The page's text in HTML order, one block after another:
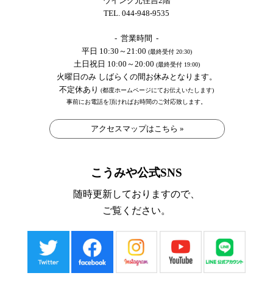
TEL. 044-948-9535
- 営業時間 -
平日 10:30～21:00 (最終受付 20:30)
土日祝日 10:00～20:00 (最終受付 19:00)
火曜日のみ しばらくの間お休みとなります。
不定休あり (都度ホームページにてお伝えいたします)
事前にお電話を頂ければお時間のご対応致します。
アクセスマップはこちら »
こうみや公式SNS
随時更新しておりますので、
ご覧ください。